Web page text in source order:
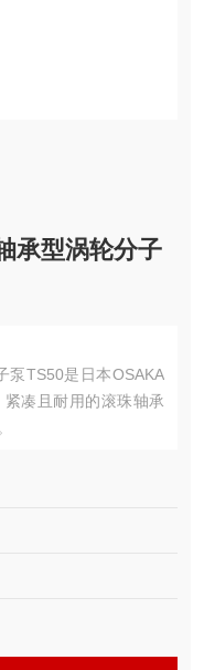
承型涡轮分子
泵TS50是日本OSAKA
凑且耐用的滚珠轴承